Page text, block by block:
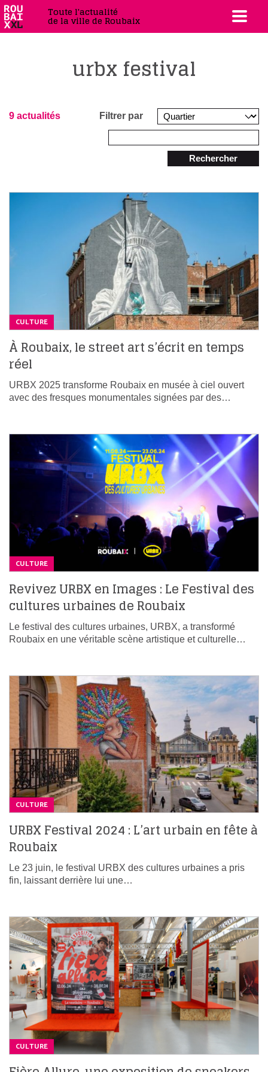
Toute l'actualité
de la ville de Roubaix
urbx festival
9 actualités Filtrer par
Rechercher
CULTURE
À Roubaix, le street art s’écrit en temps
réel
URBX 2025 transforme Roubaix en musée à ciel ouvert
avec des fresques monumentales signées par des…
CULTURE
Revivez URBX en Images : Le Festival des
cultures urbaines de Roubaix
Le festival des cultures urbaines, URBX, a transformé
Roubaix en une véritable scène artistique et culturelle…
CULTURE
URBX Festival 2024 : L’art urbain en fête à
Roubaix
Le 23 juin, le festival URBX des cultures urbaines a pris
fin, laissant derrière lui une…
CULTURE